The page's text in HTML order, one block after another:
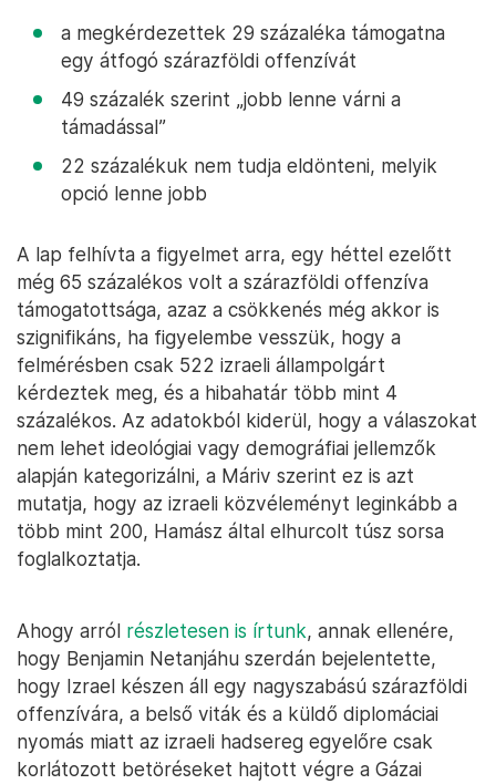
a megkérdezettek 29 százaléka támogatna
egy átfogó szárazföldi offenzívát
49 százalék szerint „jobb lenne várni a
támadással”
22 százalékuk nem tudja eldönteni, melyik
opció lenne jobb
A lap felhívta a figyelmet arra, egy héttel ezelőtt
még 65 százalékos volt a szárazföldi offenzíva
támogatottsága, azaz a csökkenés még akkor is
szignifikáns, ha figyelembe vesszük, hogy a
felmérésben csak 522 izraeli állampolgárt
kérdeztek meg, és a hibahatár több mint 4
százalékos. Az adatokból kiderül, hogy a válaszokat
nem lehet ideológiai vagy demográfiai jellemzők
alapján kategorizálni, a Máriv szerint ez is azt
mutatja, hogy az izraeli közvéleményt leginkább a
több mint 200, Hamász által elhurcolt túsz sorsa
foglalkoztatja.
Ahogy arról részletesen is írtunk, annak ellenére,
hogy Benjamin Netanjáhu szerdán bejelentette,
hogy Izrael készen áll egy nagyszabású szárazföldi
offenzívára, a belső viták és a küldő diplomáciai
nyomás miatt az izraeli hadsereg egyelőre csak
korlátozott betöréseket hajtott végre a Gázai